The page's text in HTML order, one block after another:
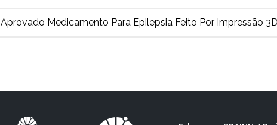
Aprovado Medicamento Para Epilepsia Feito Por Impressão 3D